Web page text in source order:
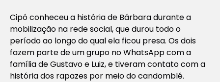
Cipó conheceu a história de Bárbara durante a
mobilização na rede social, que durou todo o
período ao longo do qual ela ficou presa. Os dois
fazem parte de um grupo no WhatsApp com a
família de Gustavo e Luiz, e tiveram contato com a
história dos rapazes por meio do candomblé.